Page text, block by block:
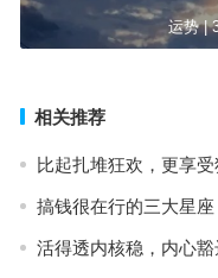
运势 |
相关推荐
比起扎堆狂欢，更享
搞钱很在行的三大星
活得透内核稳，内心